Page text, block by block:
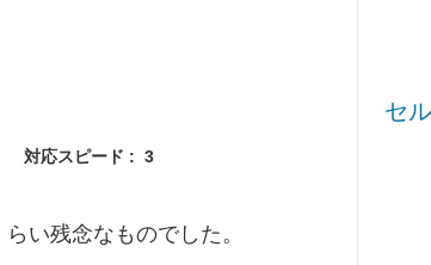
対応スピード : 3
い残念なものでした。
セ